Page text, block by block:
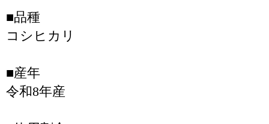
■品種
コシヒカリ
■産年
令和8年産